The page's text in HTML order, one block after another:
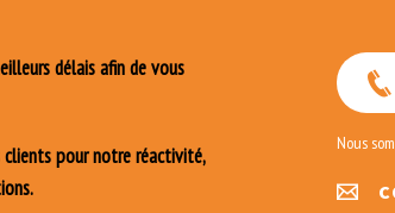
délais afin de vous
clients pour notre réactivité,
Nous